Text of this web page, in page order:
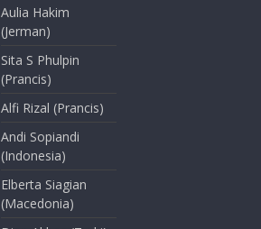
Aulia Hakim
(Jerman)
Sita S Phulpin
(Prancis)
Alfi Rizal (Prancis)
Andi Sopiandi
(Indonesia)
Elberta Siagian
(Macedonia)